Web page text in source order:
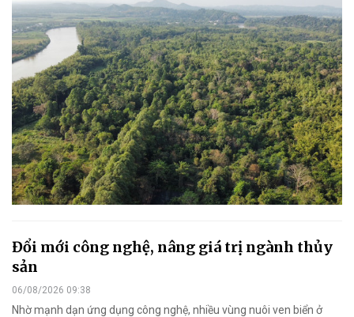
Đổi mới công nghệ, nâng giá trị ngành thủy
sản
06/08/2026 09:38
Nhờ mạnh dạn ứng dụng công nghệ, nhiều vùng nuôi ven biển ở